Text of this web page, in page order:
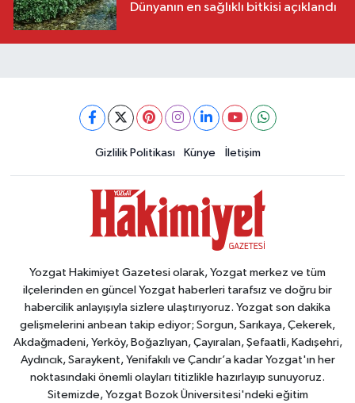
Dünyanın en sağlıklı bitkisi açıklandı
Gizlilik Politikası Künye İletişim
Yozgat Hakimiyet Gazetesi olarak, Yozgat merkez ve tüm
ilçelerinden en güncel Yozgat haberleri tarafsız ve doğru bir
habercilik anlayışıyla sizlere ulaştırıyoruz. Yozgat son dakika
gelişmelerini anbean takip ediyor; Sorgun, Sarıkaya, Çekerek,
Akdağmadeni, Yerköy, Boğazlıyan, Çayıralan, Şefaatli, Kadışehri,
Aydıncık, Saraykent, Yenifakılı ve Çandır’a kadar Yozgat'ın her
noktasındaki önemli olayları titizlikle hazırlayıp sunuyoruz.
Sitemizde, Yozgat Bozok Üniversitesi'ndeki eğitim